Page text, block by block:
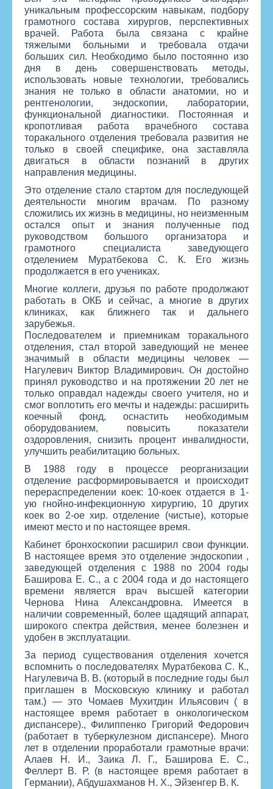
уникальным профессорским навыкам, подбору
грамотного состава хирургов, перспективных
врачей. Работа была связана с крайне
тяжелыми больными и требовала отдачи
больших сил. Необходимо было постоянно изо
дня в день совершенствовать методы,
использовать новые технологии, требовались
знания не только в области анатомии, но и
рентгенологии, эндоскопии, лаборатории,
функциональной диагностики. Постоянная и
кропотливая работа врачебного состава
торакального отделения требовала развития не
только в своей специфике, она заставляла
двигаться в области познаний в других
направления медицины.
Это отделение стало стартом для последующей
деятельности многим врачам. По разному
сложились их жизнь в медицины, но неизменным
остался опыт и знания полученные под
руководством большого организатора и
грамотного специалиста заведующего
отделением Муратбекова С. К. Его жизнь
продолжается в его учениках.
Многие коллеги, друзья по работе продолжают
работать в ОКБ и сейчас, а многие в других
клиниках, как ближнего так и дальнего
зарубежья.
Последователем и приемникам торакального
отделения, стал второй заведующий не менее
значимый в области медицины человек —
Нагулевич Виктор Владимирович. Он достойно
принял руководство и на протяжении 20 лет не
только оправдал надежды своего учителя, но и
смог воплотить его мечты и надежды: расширить
коечный фонд, оснастить необходимым
оборудованием, повысить показатели
оздоровления, снизить процент инвалидности,
улучшить реабилитацию больных.
В 1988 году в процессе реорганизации
отделение расформировывается и происходит
перераспределении коек: 10-коек отдается в 1-
ую гнойно-инфекционную хирургию, 10 других
коек во 2-ое хир. отделение (чистые), которые
имеют место и по настоящее время.
Кабинет бронхоскопии расширил свои функции.
В настоящее время это отделение эндоскопии ,
заведующей отделения с 1988 по 2004 годы
Баширова Е. С., а с 2004 года и до настоящего
времени является врач высшей категории
Чернова Нина Александровна. Имеется в
наличии современный, более щадящий аппарат,
широкого спектра действия, менее болезнен и
удобен в эксплуатации.
За период существования отделения хочется
вспомнить о последователях Муратбекова С. К.,
Нагулевича В. В. (который в последние годы был
приглашен в Московскую клинику и работал
там.) — это Чомаев Мухитдин Ильясович ( в
настоящее время работает в онкологическом
диспансере)., Филиппенко Григорий Федорович
(работает в туберкулезном диспансере). Много
лет в отделении проработали грамотные врачи:
Алаев Н. И., Заика Л. Г., Баширова Е. С.,
Феллерт В. Р. (в настоящее время работает в
Германии), Абдушахманов Н. Х., Эйзенгер В. К.